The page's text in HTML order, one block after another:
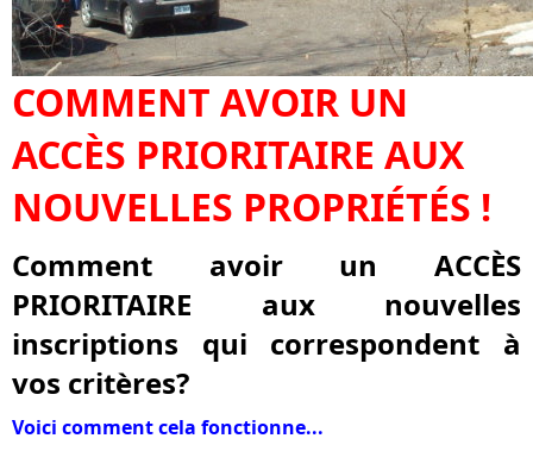
COMMENT AVOIR UN
ACCÈS PRIORITAIRE AUX
NOUVELLES PROPRIÉTÉS !
Comment avoir un ACCÈS
PRIORITAIRE aux nouvelles
inscriptions qui correspondent à
vos critères?
Voici comment cela fonctionne...